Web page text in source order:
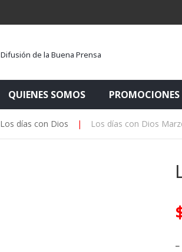
QUIENES SOMOS PROMOCIONES
Los días con Dios | Los días con Dios